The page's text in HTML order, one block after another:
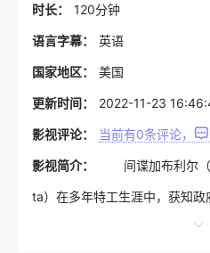
时长： 120分钟
语言字幕： 英语
国家地区： 美国
更新时间： 2022-11-23
影视评论： 当前有0条评论，
影视简介： 间谍加布利尔（
ta）在多年特工生涯中，获知
款。而加布利尔若想实现自己